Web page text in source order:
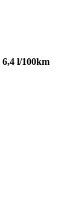
6,4 l/100km